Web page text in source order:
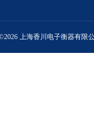
上海香川电子衡器有限